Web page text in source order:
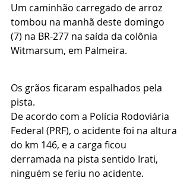
Um caminhão carregado de arroz
tombou na manhã deste domingo
(7) na BR-277 na saída da colônia
Witmarsum, em Palmeira.
Os grãos ficaram espalhados pela
pista.
De acordo com a Polícia Rodoviária
Federal (PRF), o acidente foi na altura
do km 146, e a carga ficou
derramada na pista sentido Irati,
ninguém se feriu no acidente.